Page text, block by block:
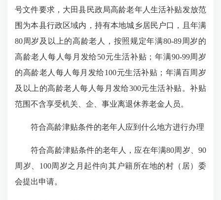
号文件要求，大田县民政局高龄老年人生活补贴发放范
围为本县行政区域内，持有本地城乡居民户口，且年满
80周岁及以上的高龄老人，按照规定年满80-89周岁的
高龄老人每人每月发给50元生活补贴；年满90-99周岁
的高龄老人每人每月发给100元生活补贴；年满百周岁
及以上的高龄老人每人每月发给300元生活补贴。补贴
范围不含享受机关、企、事业离退休养老金人员。
符合高龄津贴条件的老年人应到什么地方进行办理
符合高龄津贴条件的老年人，应在年满80周岁、90
周岁、100周岁之月起件向其户籍所在地的村（居）委
会提出申请。